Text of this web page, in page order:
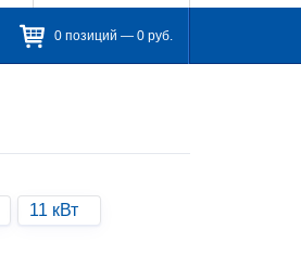
0 позиций — 0 руб.
11 кВт